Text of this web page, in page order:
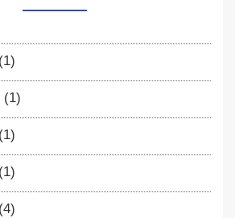
(1)
(1)
(1)
(1)
(4)